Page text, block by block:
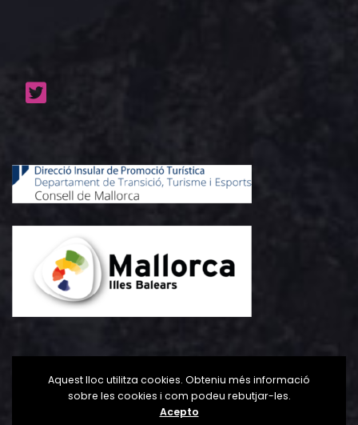
Aquest lloc utilitza cookies. Obteniu més informació
sobre les cookies i com podeu rebutjar-les.
Acepto